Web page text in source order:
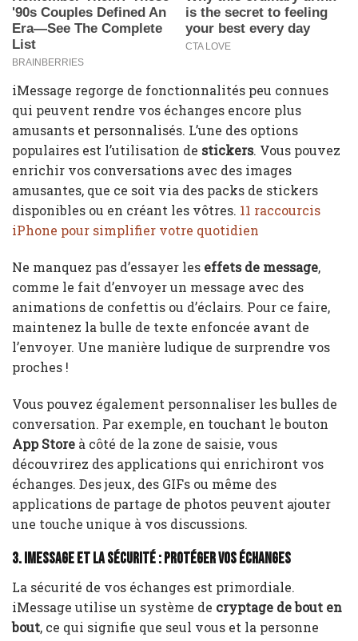
iMessage regorge de fonctionnalités peu connues
qui peuvent rendre vos échanges encore plus
amusants et personnalisés. L’une des options
populaires est l’utilisation de stickers. Vous pouvez
enrichir vos conversations avec des images
amusantes, que ce soit via des packs de stickers
disponibles ou en créant les vôtres. 11 raccourcis
iPhone pour simplifier votre quotidien
Ne manquez pas d’essayer les effets de message,
comme le fait d’envoyer un message avec des
animations de confettis ou d’éclairs. Pour ce faire,
maintenez la bulle de texte enfoncée avant de
l’envoyer. Une manière ludique de surprendre vos
proches !
Vous pouvez également personnaliser les bulles de
conversation. Par exemple, en touchant le bouton
App Store à côté de la zone de saisie, vous
découvrirez des applications qui enrichiront vos
échanges. Des jeux, des GIFs ou même des
applications de partage de photos peuvent ajouter
une touche unique à vos discussions.
3. iMessage et la sécurité : protéger vos échanges
La sécurité de vos échanges est primordiale.
iMessage utilise un système de cryptage de bout en
bout, ce qui signifie que seul vous et la personne